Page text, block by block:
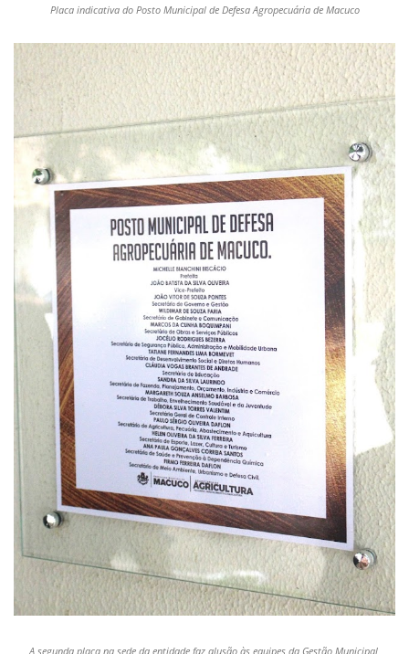
Placa indicativa do Posto Municipal de Defesa Agropecuária de Macuco
A segunda placa na sede da entidade faz alusão às equipes da Gestão Municipal